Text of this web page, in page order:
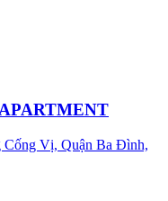
Cống Vị, Quận Ba Đình,